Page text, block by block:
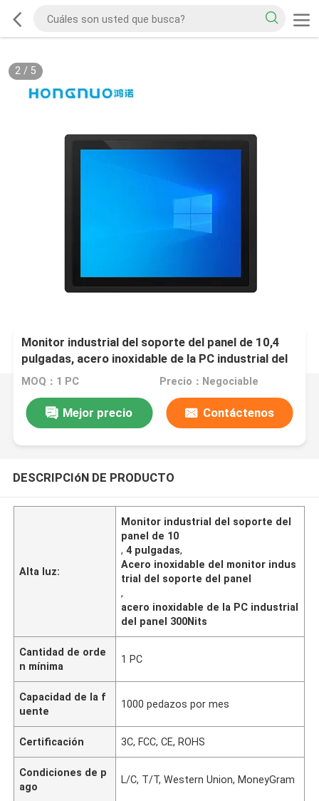
2/ 5
Monitor industrial del soporte del panel de 10,4
pulgadas, acero inoxidable de la PC industrial del
panel de 300 liendres
MOQ：1 PC Precio：Negociable
Mejor precio Contáctenos
DESCRIPCIóN DE PRODUCTO
Alta luz:
Monitor industrial del soporte del
panel de 10
,4 pulgadas,
Acero inoxidable del monitor indus
trial del soporte del panel
,
acero inoxidable de la PC industrial
del panel 300Nits
Cantidad de orde
n mínima
1 PC
Capacidad de la f
uente
1000 pedazos por mes
Certificación 3C, FCC, CE, ROHS
Condiciones de p
ago
L/C, T/T, Western Union, MoneyGram